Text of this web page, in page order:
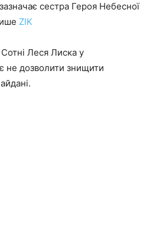
сестра Героя Небесної
ZIK
Леся Лиска у
не дозволити знищити